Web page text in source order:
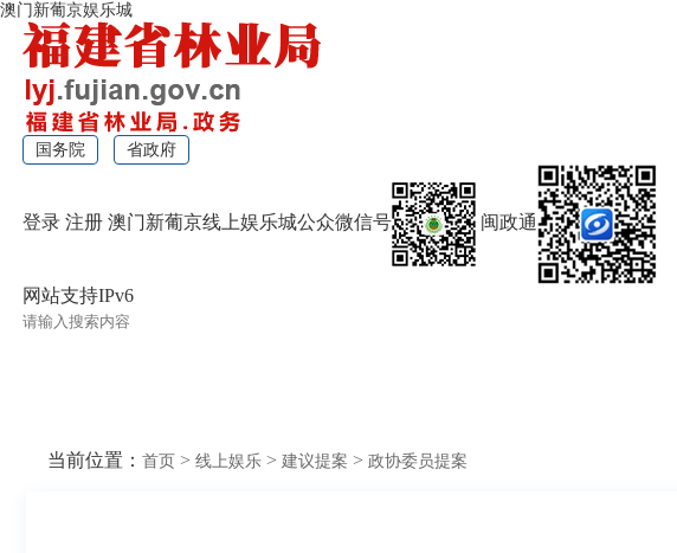
澳门新葡京娱乐城
国务院 省政府
登录 注册 澳门新葡京线上娱乐城公众微信号 闽政通
网站支持IPv6
当前位置： 首页 > 线上娱乐 > 建议提案 > 政协委员提案